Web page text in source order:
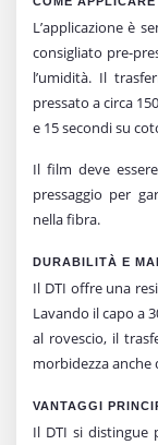
L’applicazione è
consigliato pre-
l’umidità. Il
pressato a circa
e 15 secondi su
Il film deve
pressaggio per
nella fibra.
DURABILITÀ E
Il DTI offre una
Lavando il capo a
al rovescio, il
morbidezza
VANTAGGI
Il DTI si distingue